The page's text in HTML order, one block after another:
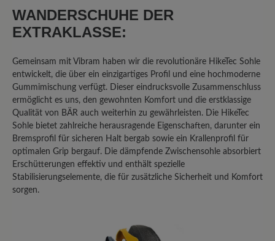
ich bewusst über 300 Euro in der
Erwartung, ein absolutes Premium-
wirbt mit Qualität, Komfort und
Langlebigkeit. Meine persönlichen
Erfahrungen zeichnen jedoch ein völlig
anderes Bild und führen zu dem klaren
Fazit: Dieser Schuh ist sein Geld nicht
wert, und die Firma Bär liefert nicht die
Qualität ab, die man bei diesem Preis
erwarten darf. Gekauft habe ich die
Schuhe im Juni 2023. Nach nicht einmal
zwei Jahren normaler Nutzung, bei der
die ein weiteres Benutzen
WANDERSCHUHE DER
EXTRAKLASSE:
Gemeinsam mit Vibram haben wir die revolutionäre HikeTec Sohle
entwickelt, die über ein einzigartiges Profil und eine hochmoderne
Gummimischung verfügt. Dieser eindrucksvolle Zusammenschluss
ermöglicht es uns, den gewohnten Komfort und die erstklassige
Qualität von BÄR auch weiterhin zu gewährleisten. Die HikeTec
Sohle bietet zahlreiche herausragende Eigenschaften, darunter ein
Bremsprofil für sicheren Halt bergab sowie ein Krallenprofil für
optimalen Grip bergauf. Die dämpfende Zwischensohle absorbiert
Erschütterungen effektiv und enthält spezielle
Stabilisierungselemente, die für zusätzliche Sicherheit und Komfort
sorgen.